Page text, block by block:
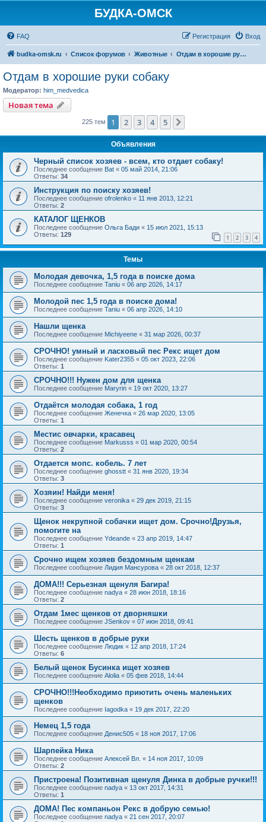
БУДКА-ОМСК
FAQ Вход
Регистрация
budka-omsk.ru Список форумов Животные Отдам в хорошие руки собаку
Отдам в хорошие руки собаку
Модератор: him_medvedica
Новая тема
225 тем 1 2 3 4 5
Объявления
Черный список хозяев - всем, кто отдает собаку!
Последнее сообщение Bat « 05 май 2014, 21:06
Ответы: 34
Инструкция по поиску хозяев!
Последнее сообщение ofrolenko « 11 янв 2013, 12:21
Ответы: 2
КАТАЛОГ ЩЕНКОВ
Последнее сообщение Ольга Бади « 15 июл 2021, 15:13
Ответы: 129 1 2 3 4
Темы
Молодая девочка, 1,5 года в поиске дома
Последнее сообщение Taniu « 06 апр 2026, 14:17
Молодой пес 1,5 года в поиске дома!
Последнее сообщение Taniu « 06 апр 2026, 14:10
Нашли щенка
Последнее сообщение Michiyeene « 31 мар 2026, 00:37
СРОЧНО! умный и ласковый пес Рекс ищет дом
Последнее сообщение Kater2355 « 05 окт 2023, 22:06
Ответы: 1
СРОЧНО!!! Нужен дом для щенка
Последнее сообщение Maryrin « 19 окт 2020, 13:27
Отдаётся молодая собака, 1 год
Последнее сообщение Женечка « 26 мар 2020, 13:05
Ответы: 1
Местис овчарки, красавец
Последнее сообщение Markusss « 01 мар 2020, 00:54
Ответы: 2
Отдается мопс. кобель. 7 лет
Последнее сообщение ghosstt « 31 янв 2020, 19:34
Ответы: 3
Хозяин! Найди меня!
Последнее сообщение veronika « 29 дек 2019, 21:15
Ответы: 3
Щенок некрупной собачки ищет дом. Срочно!Друзья,
помогите на
Последнее сообщение Ydeande « 23 апр 2019, 14:47
Ответы: 1
Срочно ищем хозяев бездомным щенкам
Последнее сообщение Лидия Мансурова « 28 окт 2018, 12:37
ДОМА!!! Серьезная щенуля Багира!
Последнее сообщение nadya « 28 июн 2018, 18:16
Ответы: 2
Отдам 1мес щенков от дворняшки
Последнее сообщение JSenkov « 07 июн 2018, 09:41
Шесть щенков в добрые руки
Последнее сообщение Людик « 12 апр 2018, 17:24
Ответы: 6
Белый щенок Бусинка ищет хозяев
Последнее сообщение Alolia « 05 фев 2018, 14:44
СРОЧНО!!!Необходимо приютить очень маленьких
щенков
Последнее сообщение Iagodka « 19 дек 2017, 22:20
Немец 1,5 года
Последнее сообщение Денис505 « 18 ноя 2017, 17:06
Шарпейка Ника
Последнее сообщение Алексей Вл. « 14 ноя 2017, 10:09
Ответы: 2
Пристроена! Позитивная щенуля Динка в добрые ручки!!!
Последнее сообщение nadya « 13 окт 2017, 14:31
Ответы: 1
ДОМА! Пес компаньон Рекс в добрую семью!
Последнее сообщение nadya « 21 сен 2017, 20:07